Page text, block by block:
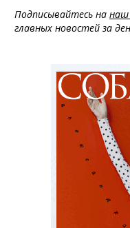
Подписывайтесь на наш
главных новостей за